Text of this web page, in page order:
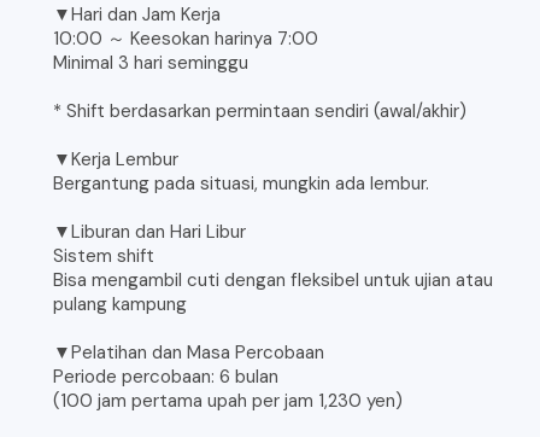
▼Hari dan Jam Kerja
10:00 ～ Keesokan harinya 7:00
Minimal 3 hari seminggu
* Shift berdasarkan permintaan sendiri (awal/akhir)
▼Kerja Lembur
Bergantung pada situasi, mungkin ada lembur.
▼Liburan dan Hari Libur
Sistem shift
Bisa mengambil cuti dengan fleksibel untuk ujian atau
pulang kampung
▼Pelatihan dan Masa Percobaan
Periode percobaan: 6 bulan
(100 jam pertama upah per jam 1,230 yen)